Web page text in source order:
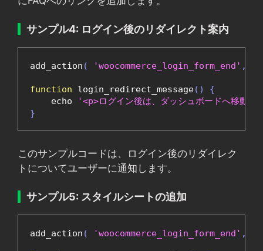
サンプル4: ログイン後のリダイレクト案内
add_action ( 'woocommerce_login_form_end' ,
function login_redirect_message()
{
    echo
'<p>ログイン後は、ダッシュボードへ移動
}
このサンプルコードは、ログイン後のリダイレク
トについてユーザーに通知します。
サンプル5: スタイルシートの追加
add_action ( 'woocommerce_login_form_end' ,